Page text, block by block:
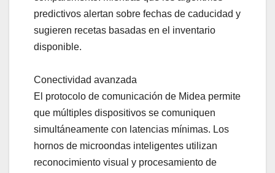
predictivos alertan sobre fechas de caducidad y
sugieren recetas basadas en el inventario
disponible.
Conectividad avanzada
El protocolo de comunicación de Midea permite
que múltiples dispositivos se comuniquen
simultáneamente con latencias mínimas. Los
hornos de microondas inteligentes utilizan
reconocimiento visual y procesamiento de